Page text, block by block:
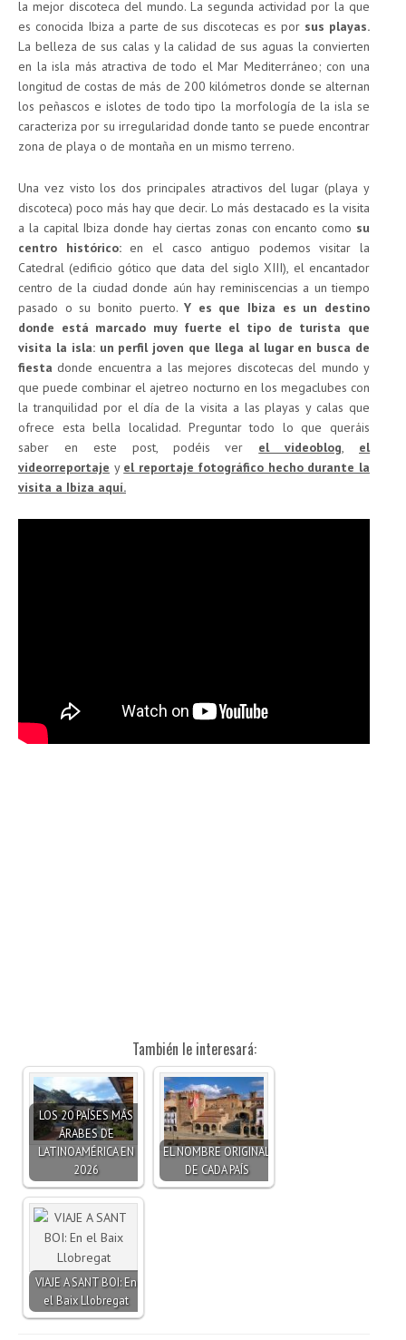
la mejor discoteca del mundo. La segunda actividad por la que
es conocida Ibiza a parte de sus discotecas es por sus playas.
La belleza de sus calas y la calidad de sus aguas la convierten
en la isla más atractiva de todo el Mar Mediterráneo; con una
longitud de costas de más de 200 kilómetros donde se alternan
los peñascos e islotes de todo tipo la morfología de la isla se
caracteriza por su irregularidad donde tanto se puede encontrar
zona de playa o de montaña en un mismo terreno.
Una vez visto los dos principales atractivos del lugar (playa y
discoteca) poco más hay que decir. Lo más destacado es la visita
a la capital Ibiza donde hay ciertas zonas con encanto como su
centro histórico:en el casco antiguo podemos visitar la
Catedral (edificio gótico que data del siglo XIII), el encantador
centro de la ciudad donde aún hay reminiscencias a un tiempo
pasado o su bonito puerto.Y es que Ibiza es un destino
donde está marcado muy fuerte el tipo de turista que
visita la isla: un perfil joven que llega al lugar en busca de
fiesta donde encuentra a las mejores discotecas del mundo y
que puede combinar el ajetreo nocturno en los megaclubes con
la tranquilidad por el día de la visita a las playas y calas que
ofrece esta bella localidad. Preguntar todo lo que queráis
saber en este post, podéis ver el videoblog, el
videorreportaje y el reportaje fotográfico hecho durante la
visita a Ibiza aquí.
También le interesará:
LOS 20 PAÍSES MÁS
ÁRABES DE
LATINOAMÉRICA EN
2026
EL NOMBRE ORIGINAL
DE CADA PAÍS
VIAJE A SANT BOI: En
el Baix Llobregat